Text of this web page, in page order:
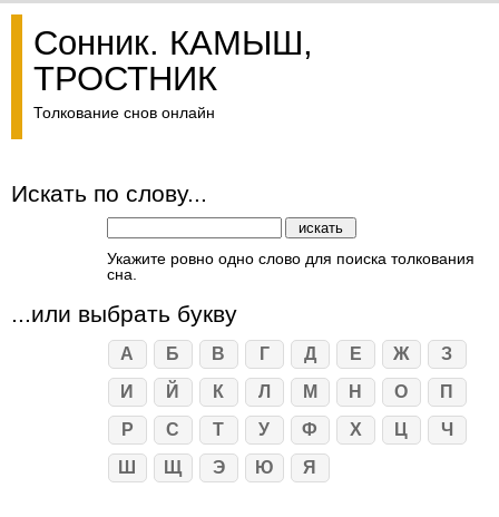
Сонник. КАМЫШ,
ТРОСТНИК
Толкование снов онлайн
Искать по слову...
Укажите ровно одно слово для поиска толкования
сна.
...или выбрать букву
А Б В Г Д Е Ж
З
И
Й К Л М Н О
П
Р
С Т У Ф Х Ц
Ч
Ш
Щ Э Ю Я